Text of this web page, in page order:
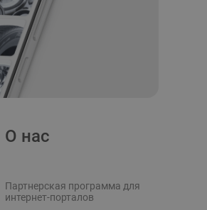
О нас
Партнерская программа для
интернет-порталов